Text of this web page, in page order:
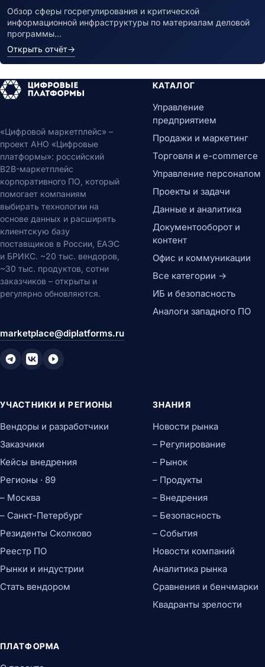
Обзор сферы госрегулирования и критической
информационной инфраструктуры по материалам деловой
программы…
Открыть отчёт→
«Цифровой маркетплейс» –
проект АНО «Цифровые
платформы»: российский
B2B-маркетплейс
корпоративного ПО, который
помогает компаниям
выбирать технологии на
основе данных и расширять
клиентскую базу
поставщиков в России, ЕАЭС
и БРИКС. ~20 тыс. вендоров,
~30 тыс. продуктов, сотни
заказчиков – открыты и
регулярно обновляются.
marketplace@diplatforms.ru
КАТАЛОГ
Управление
предприятием
Продажи и маркетинг
Торговля и e-commerce
Управление персоналом
Проекты и задачи
Данные и аналитика
Документооборот и
контент
Офис и коммуникации
Все категории →
ИБ и безопасность
Аналоги западного ПО
УЧАСТНИКИ И РЕГИОНЫ
Вендоры и разработчики
Заказчики
Кейсы внедрения
Регионы · 89
– Москва
– Санкт-Петербург
Резиденты Сколково
Реестр ПО
Рынки и индустрии
Стать вендором
ЗНАНИЯ
Новости рынка
– Регулирование
– Рынок
– Продукты
– Внедрения
– Безопасность
– События
Новости компаний
Аналитика рынка
Сравнения и бенчмарки
Квадранты зрелости
ПЛАТФОРМА